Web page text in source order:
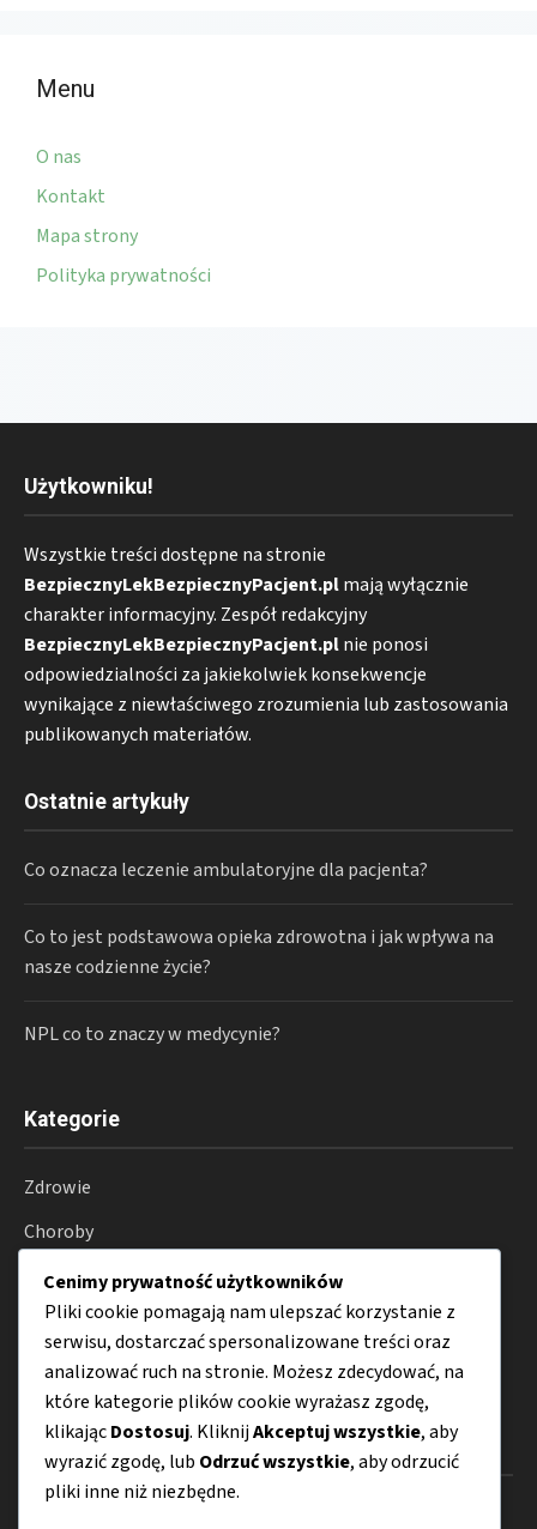
Menu
O nas
Kontakt
Mapa strony
Polityka prywatności
Użytkowniku!
Wszystkie treści dostępne na stronie
BezpiecznyLekBezpiecznyPacjent.plmają wyłącznie
charakter informacyjny. Zespół redakcyjny
BezpiecznyLekBezpiecznyPacjent.plnie ponosi
odpowiedzialności za jakiekolwiek konsekwencje
wynikające z niewłaściwego zrozumienia lub zastosowania
publikowanych materiałów.
Ostatnie artykuły
Co oznacza leczenie ambulatoryjne dla pacjenta?
Co to jest podstawowa opieka zdrowotna i jak wpływa na
nasze codzienne życie?
NPL co to znaczy w medycynie?
Kategorie
Zdrowie
Choroby
Suplementy
Farmakoterapia
Porady
Menu
Cenimy prywatność użytkowników
Pliki cookie pomagają nam ulepszać korzystanie z
serwisu, dostarczać spersonalizowane treści oraz
analizować ruch na stronie. Możesz zdecydować, na
które kategorie plików cookie wyrażasz zgodę,
klikającDostosuj. KliknijAkceptuj wszystkie, aby
wyrazić zgodę, lub Odrzuć wszystkie, aby odrzucić
pliki inne niż niezbędne.